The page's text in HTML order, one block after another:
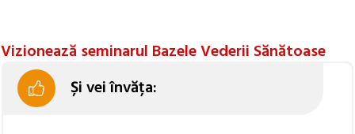
Vizionează seminarul Bazele Vederii Sănătoase
Și vei învăța: